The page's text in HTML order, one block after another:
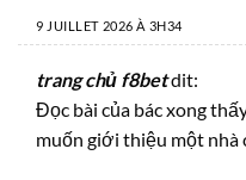
9 JUILLET 2026 À 3H34
trang chủ f8betdit:
Đọc bài của bác xong
muốn giới thiệu một nhà